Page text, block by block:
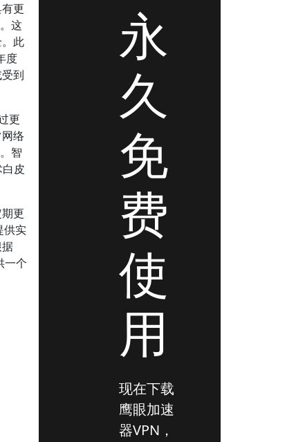
更
这
此
度
到
更
络
智
皮
更
供实
一个
永
久
免
费
使
用
现在下载
鹰眼加速
器VPN，